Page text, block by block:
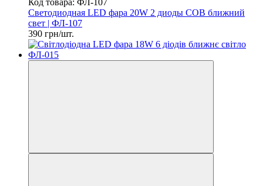
Светодиодная LED фара 20W 2 диоды СОВ ближний
свет | ФЛ-107
390 грн/шт.